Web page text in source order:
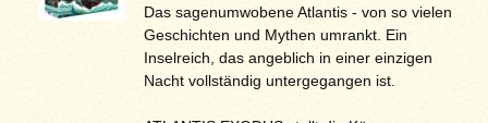
Das sagenumwobene Atlantis - von so vielen
Geschichten und Mythen umrankt. Ein
Inselreich, das angeblich in einer einzigen
Nacht vollständig untergegangen ist.